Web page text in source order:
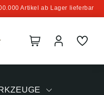
Artikel ab Lager lieferbar